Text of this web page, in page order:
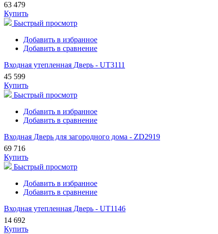
63 479
Купить
Быстрый просмотр
Добавить в избранное
Добавить в сравнение
Входная утепленная Дверь - UT3111
45 599
Купить
Быстрый просмотр
Добавить в избранное
Добавить в сравнение
Входная Дверь для загородного дома - ZD2919
69 716
Купить
Быстрый просмотр
Добавить в избранное
Добавить в сравнение
Входная утепленная Дверь - UT1146
14 692
Купить